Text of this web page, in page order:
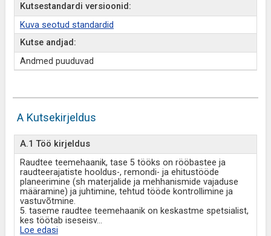
Kutsestandardi versioonid:
Kuva seotud standardid
Kutse andjad:
Andmed puuduvad
A Kutsekirjeldus
A.1 Töö kirjeldus
Raudtee teemehaanik, tase 5 tööks on rööbastee ja
raudteerajatiste hooldus-, remondi- ja ehitustööde
planeerimine (sh materjalide ja mehhanismide vajaduse
määramine) ja juhtimine, tehtud tööde kontrollimine ja
vastuvõtmine.
5. taseme raudtee teemehaanik on keskastme spetsialist,
kes töötab iseseisv...
Loe edasi